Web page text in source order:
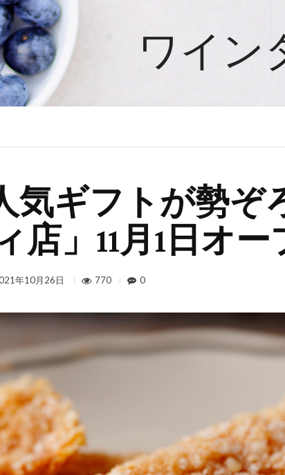
ワイン
気ギフトが勢ぞ
店」11月1日オー
年10月26日 770 0